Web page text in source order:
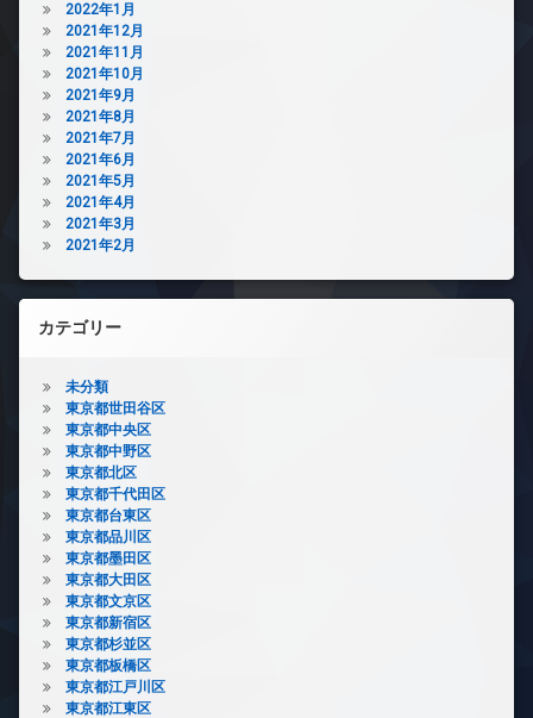
2022年1月
2021年12月
2021年11月
2021年10月
2021年9月
2021年8月
2021年7月
2021年6月
2021年5月
2021年4月
2021年3月
2021年2月
カテゴリー
未分類
東京都世田谷区
東京都中央区
東京都中野区
東京都北区
東京都千代田区
東京都台東区
東京都品川区
東京都墨田区
東京都大田区
東京都文京区
東京都新宿区
東京都杉並区
東京都板橋区
東京都江戸川区
東京都江東区